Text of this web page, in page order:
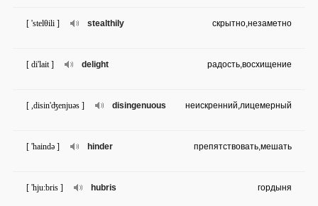
stealthily
[ 'stelθili ] скрытно,незаметно
delight
[ di'lait ] радость,восхищение
disingenuous
[ ,disin'ʤenjuəs ] неискренний,лицемерный
hinder
[ 'haində ] препятствовать,мешать
hubris
[ 'hju:bris ] гордыня